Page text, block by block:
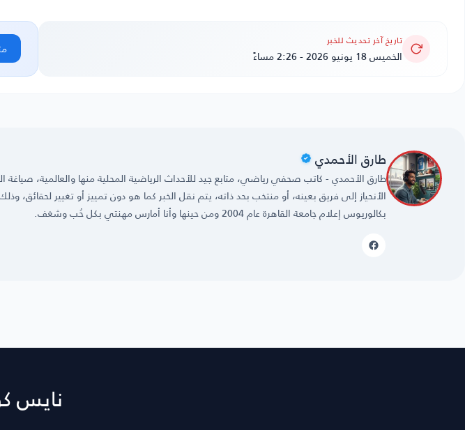
تاريخ آخر تحديث للخبر
الخميس 18 يونيو 2026 - 2:26 مساءً
طارق الأحمدي
طارق الأحمدي - كاتب صحفي رياضي، متابع جيد للأحداث الرياضية المحلية منها والعالمية، صياغة
الأنحياز إلى فريق بعينه، أو منتخب بحد ذاته، يتم نقل الخبر كما هو دون تمييز أو تغيير لحقائق،
بكالوريوس إعلام جامعة القاهرة عام 2004 ومن حينها وأنا أمارس مهنتي بكل حُب وشغف.
نايس